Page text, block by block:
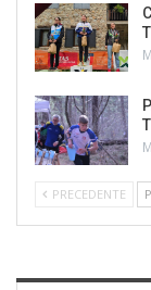
PRECEDENTE